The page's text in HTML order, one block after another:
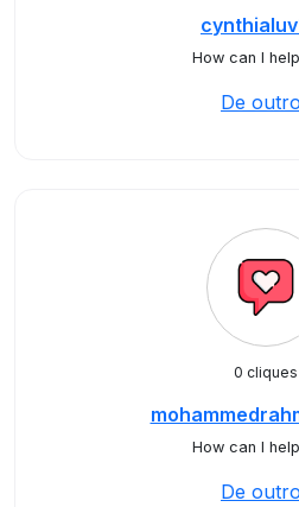
How can I
De
0 cliques
How can I
De